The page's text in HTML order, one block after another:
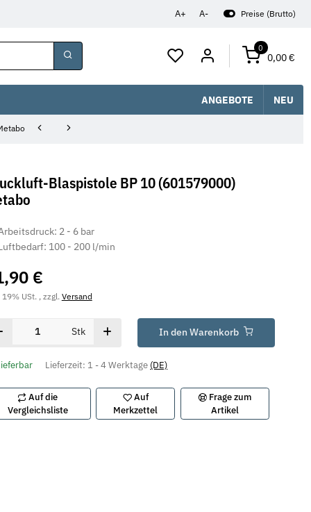
A+ A- Preise (Brutto)
0
0,00 €
ANGEBOTE NEU
Blaspistole BP 10 (601579000)
2 - 6 bar
100 - 200 l/min
€
USt. , zzgl.Versand
Stk In den Warenkorb
Lieferzeit: 1 - 4 Werktage (DE)
Auf die
Vergleichsliste
Auf
Merkzettel
Frage zum
Artikel